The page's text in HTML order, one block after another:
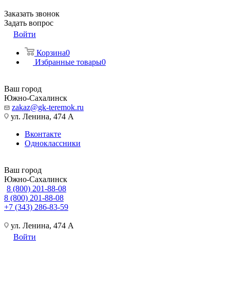
Заказать звонок
Задать вопрос
Войти
Корзина0
Избранные товары0
Ваш город
Южно-Сахалинск
zakaz@gk-teremok.ru
ул. Ленина, 474 А
Вконтакте
Одноклассники
Ваш город
Южно-Сахалинск
8 (800) 201-88-08
8 (800) 201-88-08
+7 (343) 286-83-59
ул. Ленина, 474 А
Войти